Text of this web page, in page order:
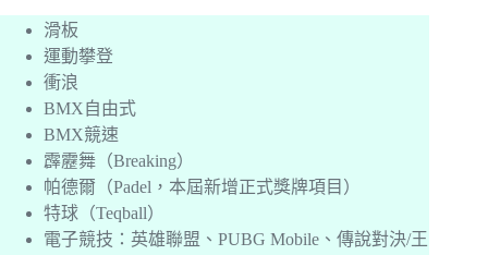
滑板
運動攀登
衝浪
BMX自由式
BMX競速
霹靂舞（Breaking）
帕德爾（Padel，本屆新增正式獎牌項目）
特球（Teqball）
電子競技：英雄聯盟、PUBG Mobile、傳說對決/王